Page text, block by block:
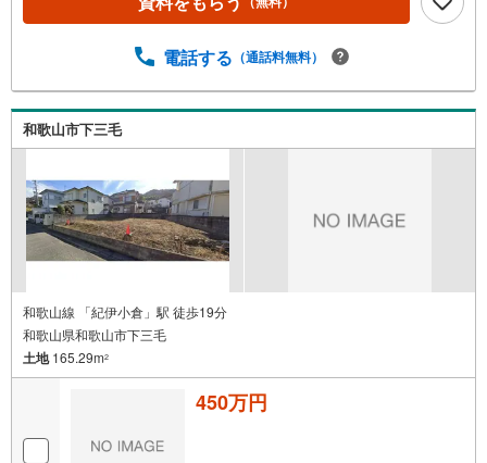
電話する （通話料無料）
和歌山市下三毛
和歌山線 「紀伊小倉」駅 徒歩19分
和歌山県和歌山市下三毛
土地165.29m2
450万円